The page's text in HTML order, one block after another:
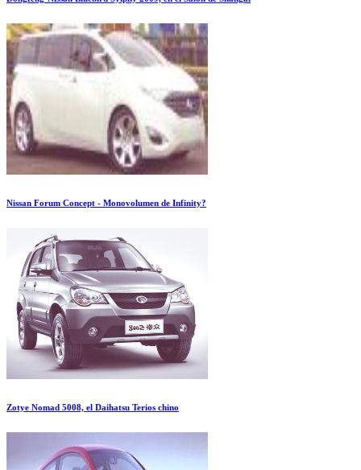
Nissan Forum Concept - Monovolumen de Infinity?
Zotye Nomad 5008, el Daihatsu Terios chino